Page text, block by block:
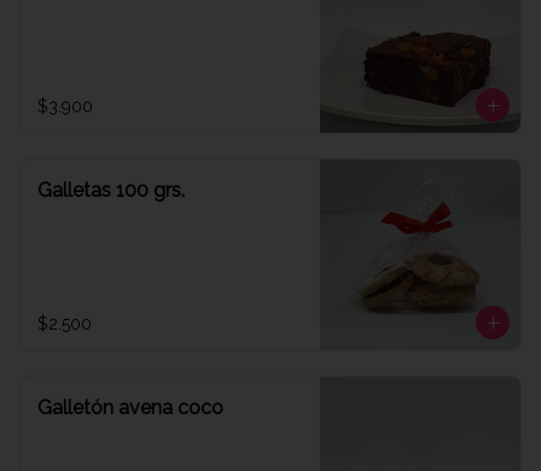
$3.900
Galletas 100 grs.
$2.500
Galletón avena coco